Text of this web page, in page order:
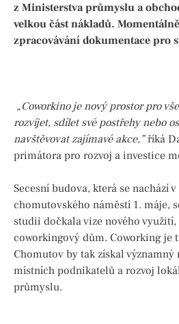
z Ministerstva průmyslu a
velkou část nákladů.
zpracovávání dokumentace pro
„Coworkino je nový prostor pro
rozvíjet, sdílet své postřehy nebo
navštěvovat zajímavé akce,”říká
primátora pro rozvoj a investice
Secesní budova, která se nachází
chomutovského náměstí 1. máje,
studii dočkala vize nového
coworkingový dům. Coworking je
Chomutov by tak získal
místních podnikatelů a rozvoj
průmyslu.